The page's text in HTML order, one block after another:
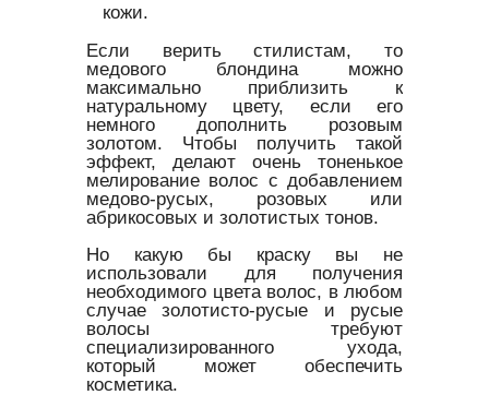
кожи.
Если верить стилистам, то
медового блондина можно
максимально приблизить к
натуральному цвету, если его
немного дополнить розовым
золотом. Чтобы получить такой
эффект, делают очень тоненькое
мелирование волос с добавлением
медово-русых, розовых или
абрикосовых и золотистых тонов.
Но какую бы краску вы не
использовали для получения
необходимого цвета волос, в любом
случае золотисто-русые и русые
волосы требуют
специализированного ухода,
который может обеспечить
косметика.